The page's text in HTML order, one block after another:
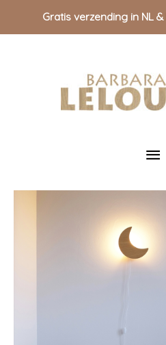
Gratis verzending in NL